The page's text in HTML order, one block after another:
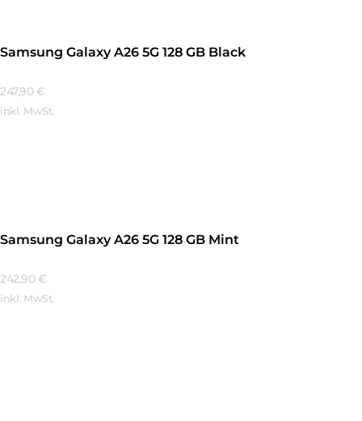
Samsung Galaxy A26 5G 128 GB Black
247,90 €
inkl. MwSt.
Samsung Galaxy A26 5G 128 GB Mint
242,90 €
inkl. MwSt.